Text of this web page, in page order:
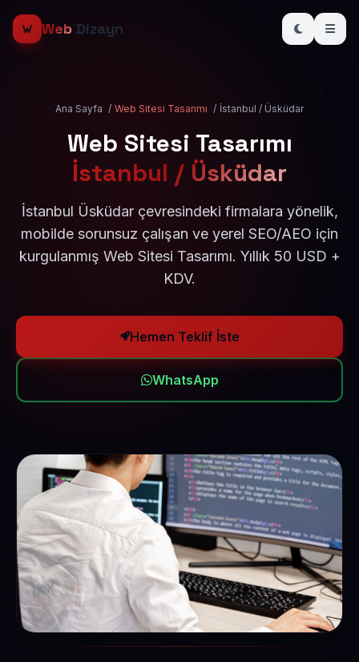
Web Dizayn
Ana Sayfa / Web Sitesi Tasarımı / İstanbul / Üsküdar
Web Sitesi Tasarımı
İstanbul / Üsküdar
İstanbul Üsküdar çevresindeki firmalara yönelik,
mobilde sorunsuz çalışan ve yerel SEO/AEO için
kurgulanmış Web Sitesi Tasarımı. Yıllık 50 USD +
KDV.
Hemen Teklif İste
WhatsApp